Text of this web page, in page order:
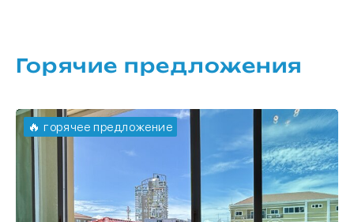
Горячие предложения
🔥 горячее предложение